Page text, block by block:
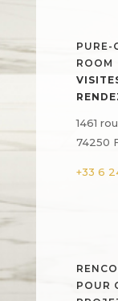
PURE-
ROOM
1461
74250
+33 6
POUR